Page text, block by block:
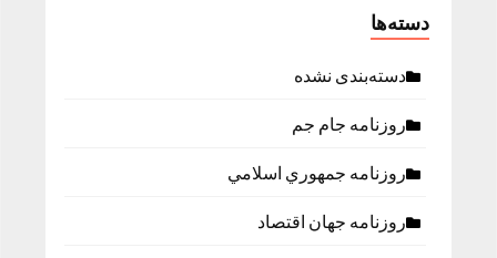
دسته‌ها
دسته‌بندی نشده
روزنامه جام جم
روزنامه جمهوري اسلامي
روزنامه جهان اقتصاد